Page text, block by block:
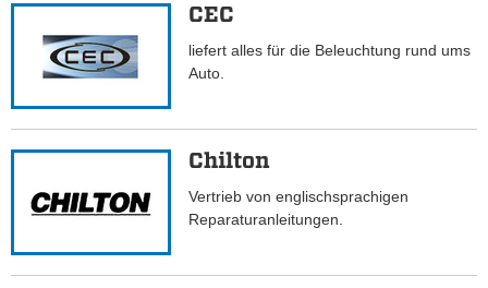
CEC
liefert alles für die Beleuchtung rund ums
Auto.
Chilton
Vertrieb von englischsprachigen
Reparaturanleitungen.